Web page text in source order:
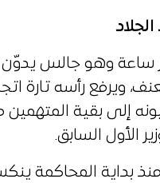
وهو جالس يدوّن
ويرفع رأسه تارة
إلى بقية
الأول السابق.
بداية المحاكمة